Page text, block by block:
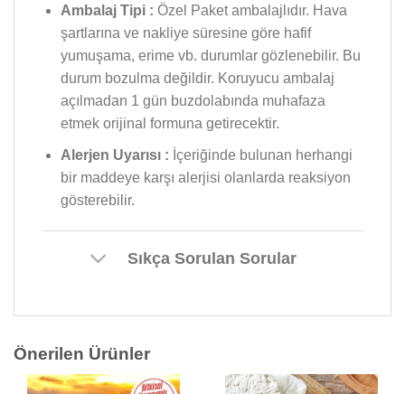
Ambalaj Tipi : Özel Paket ambalajlıdır. Hava
şartlarına ve nakliye süresine göre hafif
yumuşama, erime vb. durumlar gözlenebilir. Bu
durum bozulma değildir. Koruyucu ambalaj
açılmadan 1 gün buzdolabında muhafaza
etmek orijinal formuna getirecektir.
Alerjen Uyarısı : İçeriğinde bulunan herhangi
bir maddeye karşı alerjisi olanlarda reaksiyon
gösterebilir.
Sıkça Sorulan Sorular
Önerilen Ürünler